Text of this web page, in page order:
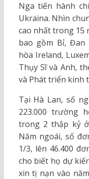
Nga tiến hành
Ukraina. Nhìn
cao nhất trong 15
bao gồm Bỉ, Đan
hòa Ireland,
Thụy Sĩ và Anh,
và Phát triển kinh
Tại Hà Lan, số
223.000 trường
trong 2 thập kỷ
Năm ngoái, số
1/3, lên 46.400
cho biết họ dự
xin tị nạn vào